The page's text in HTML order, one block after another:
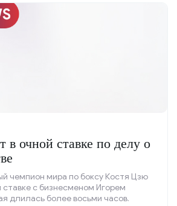
в очной ставке по делу о
чемпион мира по боксу Костя Цзю
ставке с бизнесменом Игорем
длилась более восьми часов.